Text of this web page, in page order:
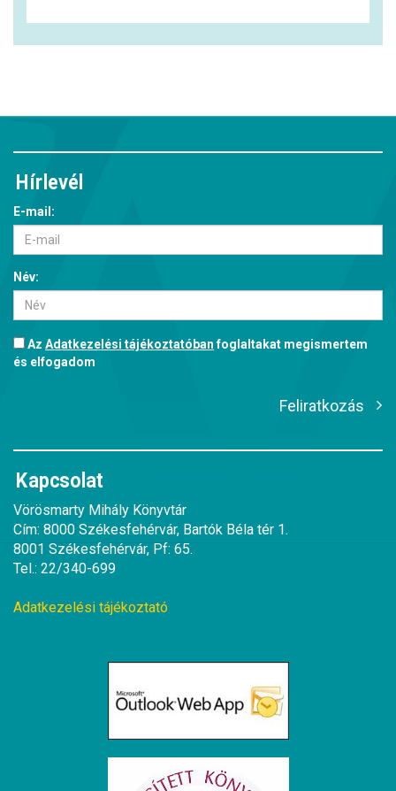
Hírlevél
E-mail:
Név:
Az Adatkezelési tájékoztatóbanfoglaltakat megismertem
és elfogadom
Feliratkozás
Kapcsolat
Vörösmarty Mihály Könyvtár
Cím: 8000 Székesfehérvár, Bartók Béla tér 1.
8001 Székesfehérvár, Pf: 65.
Tel.: 22/340-699
Adatkezelési tájékoztató